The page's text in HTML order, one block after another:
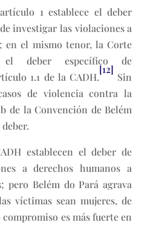
1 establece el deber
investigar las violaciones a
en el mismo tenor, la Corte
el deber específico de
1.1 de la CADH.
[12]
Sin
de violencia contra la
de la Convención de Belém
establecen el deber de
a derechos humanos a
pero Belém do Pará agrava
víctimas sean mujeres, de
es más fuerte en